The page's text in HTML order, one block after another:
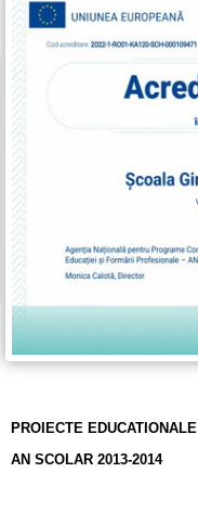
PROIECTE EDUCATIONALE
AN SCOLAR 2013-2014